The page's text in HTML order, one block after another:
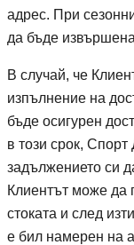
адрес. При
да бъде
В случай, че
изпълнение на
бъде осигурен
в този срок, Спорт
задължението си
Клиентът може да
стоката и след
е бил намерен на